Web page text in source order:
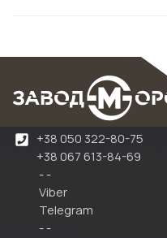
+38 050 322-80-75
+38 067 613-84-69
- -
Viber
Telegram
- -